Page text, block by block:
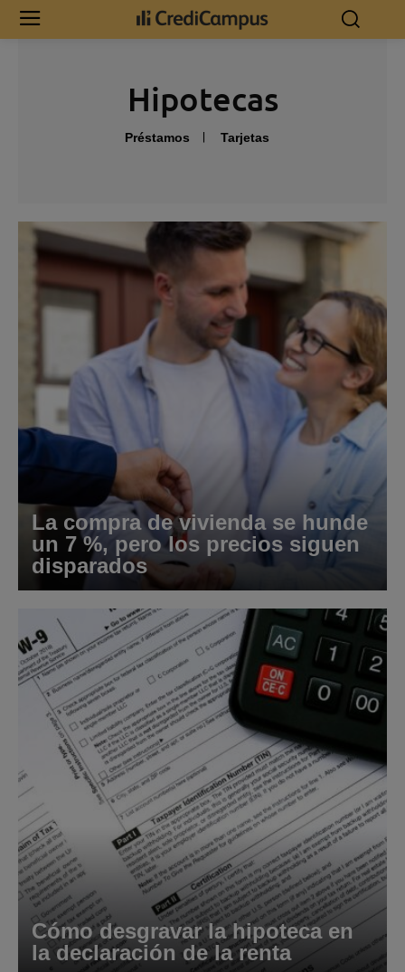
Hipotecas
Préstamos Tarjetas
La compra de vivienda se hunde
un 7 %, pero los precios siguen
disparados
Cómo desgravar la hipoteca en
la declaración de la renta